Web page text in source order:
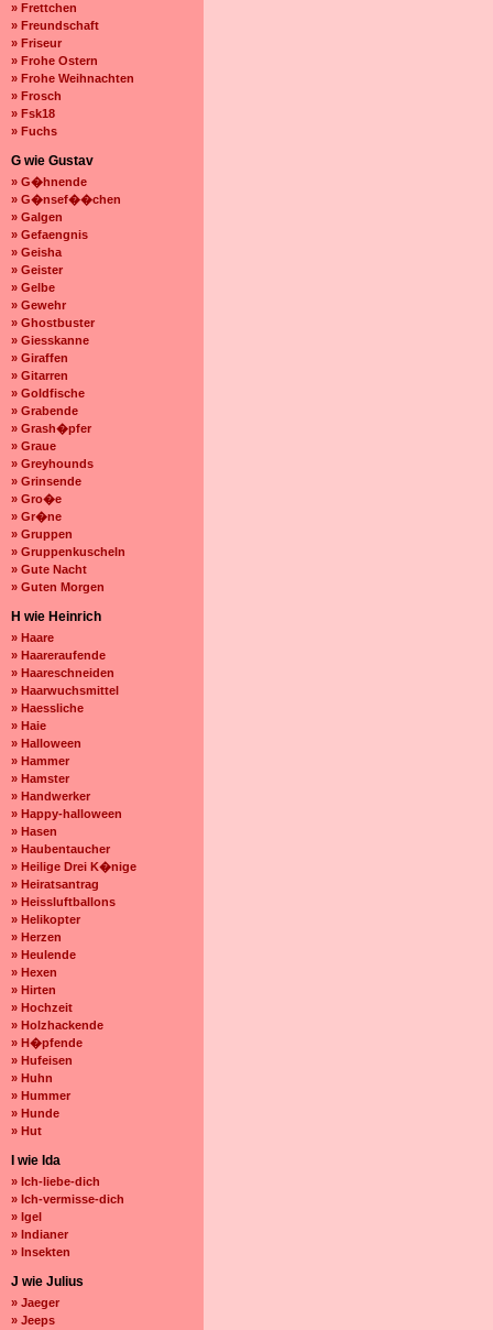
» Frettchen
» Freundschaft
» Friseur
» Frohe Ostern
» Frohe Weihnachten
» Frosch
» Fsk18
» Fuchs
G wie Gustav
» G�hnende
» G�nsef��chen
» Galgen
» Gefaengnis
» Geisha
» Geister
» Gelbe
» Gewehr
» Ghostbuster
» Giesskanne
» Giraffen
» Gitarren
» Goldfische
» Grabende
» Grash�pfer
» Graue
» Greyhounds
» Grinsende
» Gro�e
» Gr�ne
» Gruppen
» Gruppenkuscheln
» Gute Nacht
» Guten Morgen
H wie Heinrich
» Haare
» Haareraufende
» Haareschneiden
» Haarwuchsmittel
» Haessliche
» Haie
» Halloween
» Hammer
» Hamster
» Handwerker
» Happy-halloween
» Hasen
» Haubentaucher
» Heilige Drei K�nige
» Heiratsantrag
» Heissluftballons
» Helikopter
» Herzen
» Heulende
» Hexen
» Hirten
» Hochzeit
» Holzhackende
» H�pfende
» Hufeisen
» Huhn
» Hummer
» Hunde
» Hut
I wie Ida
» Ich-liebe-dich
» Ich-vermisse-dich
» Igel
» Indianer
» Insekten
J wie Julius
» Jaeger
» Jeeps